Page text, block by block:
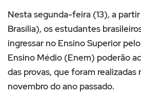
Nesta segunda-feira (13), a
Brasília), os estudantes
ingressar no Ensino Superior
Ensino Médio (Enem) poderão
das provas, que foram realizadas
novembro do ano passado.